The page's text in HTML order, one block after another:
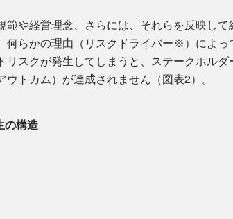
範や経営理念、さらには、それらを反映して
何らかの理由（リスクドライバー※）によっ
リスクが発生してしまうと、ステークホルダ
トカム）が達成されません（図表2）。
の構造